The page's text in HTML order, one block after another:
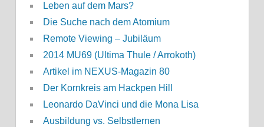
Leben auf dem Mars?
Die Suche nach dem Atomium
Remote Viewing – Jubiläum
2014 MU69 (Ultima Thule / Arrokoth)
Artikel im NEXUS-Magazin 80
Der Kornkreis am Hackpen Hill
Leonardo DaVinci und die Mona Lisa
Ausbildung vs. Selbstlernen